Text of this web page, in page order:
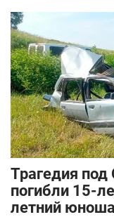
Трагедия
погибли 15-
летний юноша